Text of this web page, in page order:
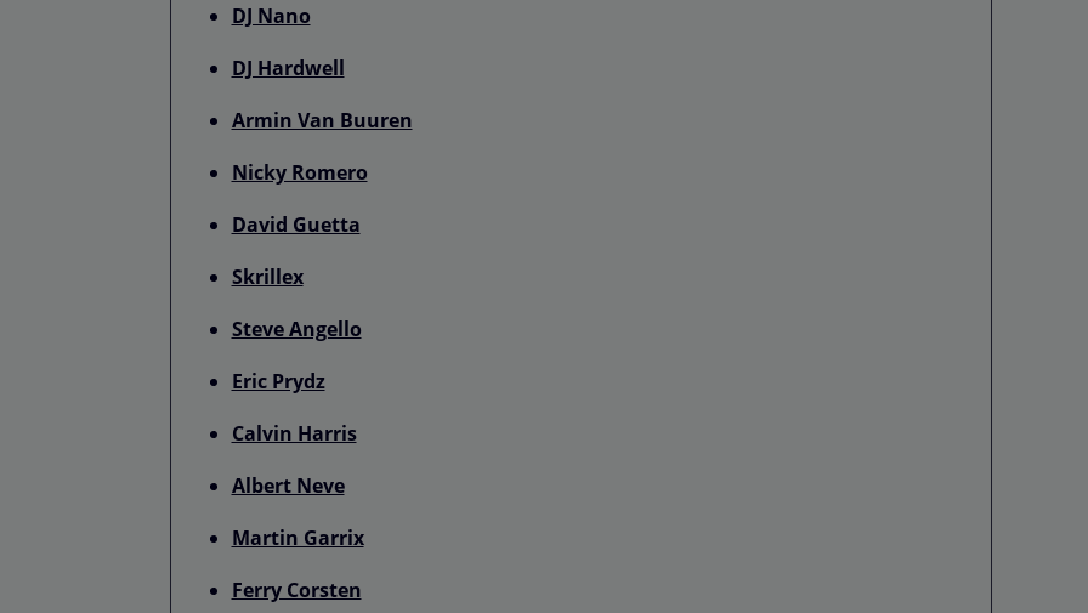
DJ Nano
DJ Hardwell
Armin Van Buuren
Nicky Romero
David Guetta
Skrillex
Steve Angello
Eric Prydz
Calvin Harris
Albert Neve
Martin Garrix
Ferry Corsten